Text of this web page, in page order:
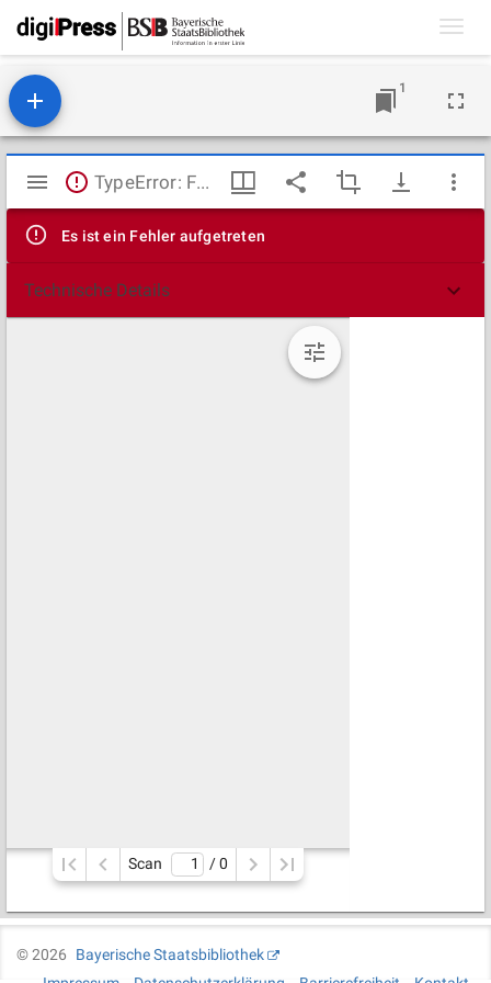
1
Mirador
Viewer
TypeError: Failed to fetch
Es ist ein Fehler aufgetreten
Technische Details
Scan / 0
©2026
Bayerische Staatsbibliothek